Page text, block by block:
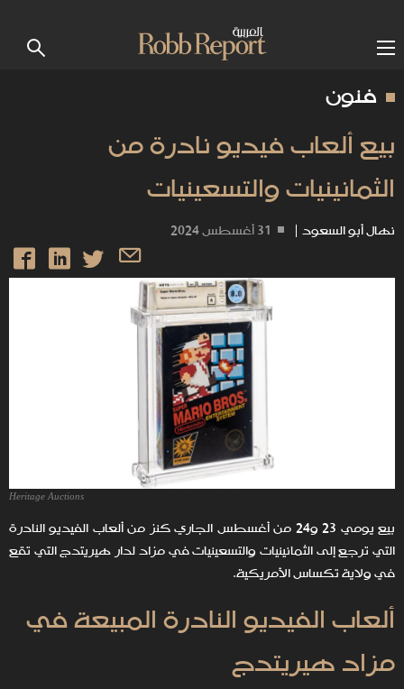
فنون
بيع ألعاب فيديو نادرة من
الثمانينيات والتسعينيات
نهال أبو السعود | 31 أغسطس 2024
Heritage Auctions
بيع يومي 23 و24 من أغسطس الجاري كنز من ألعاب الفيديو النادرة
التي ترجع إلى الثمانينيات والتسعينيات في مزاد لدار هيريتدج التي تقع
في ولاية تكساس الأمريكية.
ألعاب الفيديو النادرة المبيعة في
مزاد هيريتدج